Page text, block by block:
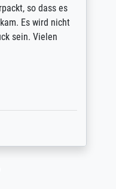
so dass es
Es wird nicht
sein. Vielen